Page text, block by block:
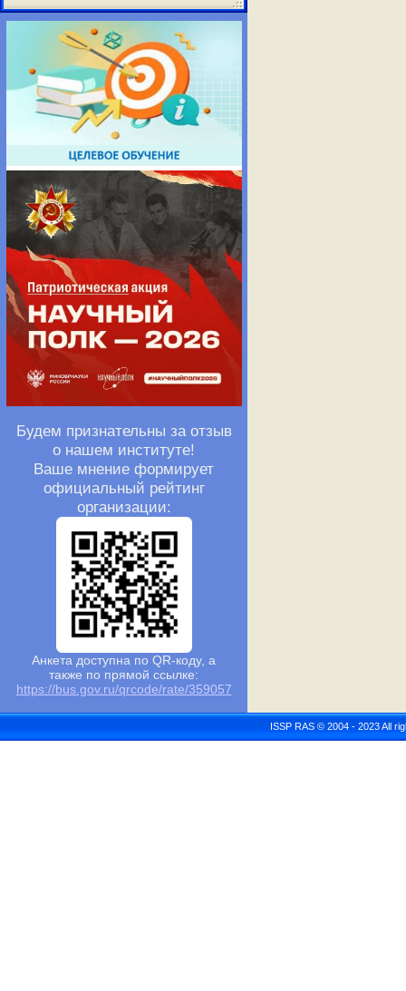
Будем признательны за отзыв
о нашем институте!
Ваше мнение формирует
официальный рейтинг
организации:
Анкета доступна по QR-коду, а
также по прямой ссылке:
https://bus.gov.ru/qrcode/rate/359057
ISSP RAS © 2004 - 2023 All